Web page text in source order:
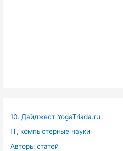
10. Дайджест YogaTriada.ru
IT, компьютерные науки
Авторы статей